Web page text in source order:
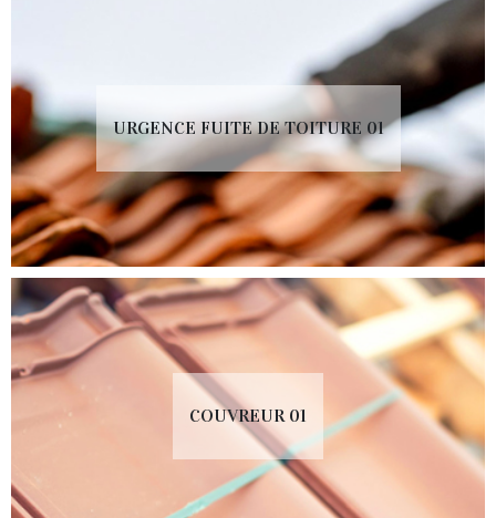
URGENCE FUITE DE TOITURE 01
COUVREUR 01